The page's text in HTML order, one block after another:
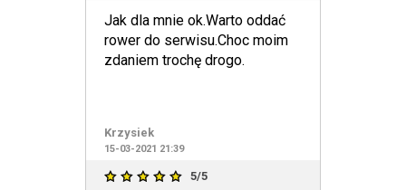
Jak dla mnie ok.Warto oddać
rower do serwisu.Choc moim
zdaniem trochę drogo.
Krzysiek
15-03-2021 21:39
5/5